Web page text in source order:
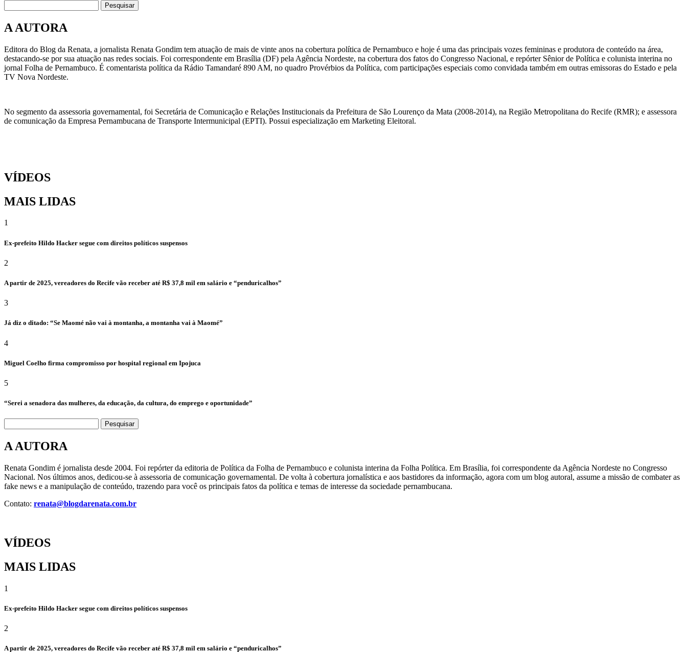
Pesquisar
A AUTORA
Editora do Blog da Renata, a jornalista Renata Gondim tem atuação de mais de vinte anos na cobertura política de Pernambuco e hoje é uma das principais vozes femininas e produtora de conteúdo na área,
destacando-se por sua atuação nas redes sociais. Foi correspondente em Brasília (DF) pela Agência Nordeste, na cobertura dos fatos do Congresso Nacional, e repórter Sênior de Política e colunista interina no
jornal Folha de Pernambuco. É comentarista política da Rádio Tamandaré 890 AM, no quadro Provérbios da Política, com participações especiais como convidada também em outras emissoras do Estado e pela
TV Nova Nordeste.
No segmento da assessoria governamental, foi Secretária de Comunicação e Relações Institucionais da Prefeitura de São Lourenço da Mata (2008-2014), na Região Metropolitana do Recife (RMR); e assessora
de comunicação da Empresa Pernambucana de Transporte Intermunicipal (EPTI). Possui especialização em Marketing Eleitoral.
VÍDEOS
MAIS LIDAS
1
Ex-prefeito Hildo Hacker segue com direitos políticos suspensos
2
A partir de 2025, vereadores do Recife vão receber até R$ 37,8 mil em salário e “penduricalhos”
3
Já diz o ditado: “Se Maomé não vai à montanha, a montanha vai à Maomé”
4
Miguel Coelho firma compromisso por hospital regional em Ipojuca
5
“Serei a senadora das mulheres, da educação, da cultura, do emprego e oportunidade”
Pesquisar
A AUTORA
Renata Gondim é jornalista desde 2004. Foi repórter da editoria de Política da Folha de Pernambuco e colunista interina da Folha Política. Em Brasília, foi correspondente da Agência Nordeste no Congresso
Nacional. Nos últimos anos, dedicou-se à assessoria de comunicação governamental. De volta à cobertura jornalística e aos bastidores da informação, agora com um blog autoral, assume a missão de combater as
fake news e a manipulação de conteúdo, trazendo para você os principais fatos da política e temas de interesse da sociedade pernambucana.
Contato: renata@blogdarenata.com.br
VÍDEOS
MAIS LIDAS
1
Ex-prefeito Hildo Hacker segue com direitos políticos suspensos
2
A partir de 2025, vereadores do Recife vão receber até R$ 37,8 mil em salário e “penduricalhos”